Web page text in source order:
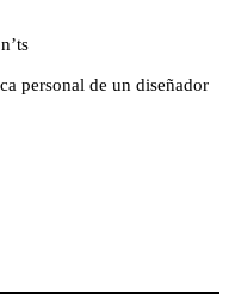
personal de un diseñador